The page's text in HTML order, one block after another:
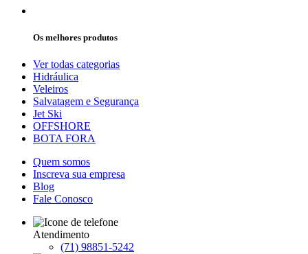
Os melhores produtos
Ver todas categorias
Hidráulica
Veleiros
Salvatagem e Segurança
Jet Ski
OFFSHORE
BOTA FORA
Quem somos
Inscreva sua empresa
Blog
Fale Conosco
Atendimento
(71) 98851-5242